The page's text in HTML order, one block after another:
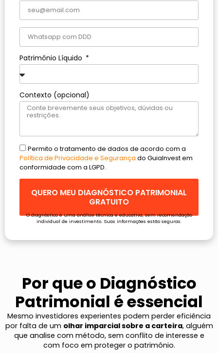
Patrimônio Líquido
Contexto (opcional)
Permito o tratamento de dados de acordo com a
Política de Privacidade e Segurança do GuiaInvest em
conformidade com a LGPD.
QUERO MEU DIAGNÓSTICO PATRIMONIAL
GRATUITO
O diagnóstico é uma análise técnica e educativa, sem recomendação
individual de investimento. Suas informações estão seguras.
Por que o Diagnóstico
Patrimonial é essencial
Mesmo investidores experientes podem perder eficiência
por falta de um olhar imparcial sobre a carteira, alguém
que analise com método, sem conflito de interesse e
com foco em proteger o patrimônio.